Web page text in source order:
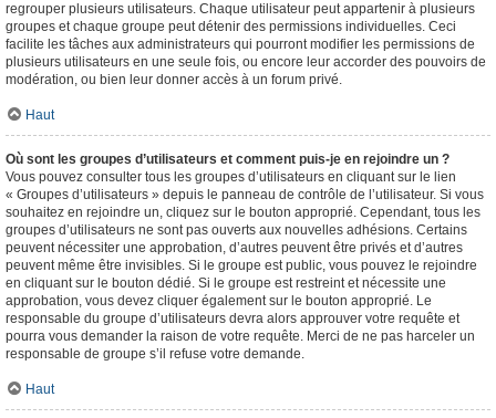
regrouper plusieurs utilisateurs. Chaque utilisateur peut appartenir à plusieurs
groupes et chaque groupe peut détenir des permissions individuelles. Ceci
facilite les tâches aux administrateurs qui pourront modifier les permissions de
plusieurs utilisateurs en une seule fois, ou encore leur accorder des pouvoirs de
modération, ou bien leur donner accès à un forum privé.
Haut
Où sont les groupes d’utilisateurs et comment puis-je en rejoindre un ?
Vous pouvez consulter tous les groupes d’utilisateurs en cliquant sur le lien
« Groupes d’utilisateurs » depuis le panneau de contrôle de l’utilisateur. Si vous
souhaitez en rejoindre un, cliquez sur le bouton approprié. Cependant, tous les
groupes d’utilisateurs ne sont pas ouverts aux nouvelles adhésions. Certains
peuvent nécessiter une approbation, d’autres peuvent être privés et d’autres
peuvent même être invisibles. Si le groupe est public, vous pouvez le rejoindre
en cliquant sur le bouton dédié. Si le groupe est restreint et nécessite une
approbation, vous devez cliquer également sur le bouton approprié. Le
responsable du groupe d’utilisateurs devra alors approuver votre requête et
pourra vous demander la raison de votre requête. Merci de ne pas harceler un
responsable de groupe s’il refuse votre demande.
Haut